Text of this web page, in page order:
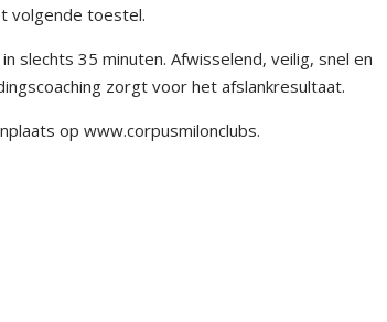
volgende toestel.
slechts 35 minuten. Afwisselend, veilig, snel en
zorgt voor het afslankresultaat.
op www.corpusmilonclubs.